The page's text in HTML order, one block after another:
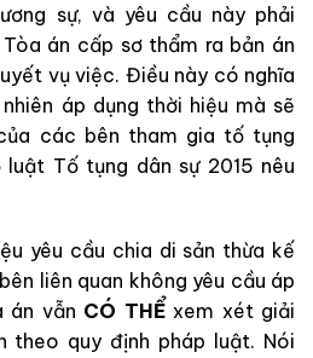
sự, và yêu cầu này phải
án cấp sơ thẩm ra bản án
vụ việc. Điều này có nghĩa
áp dụng thời hiệu mà sẽ
các bên tham gia tố tụng
Tố tụng dân sự 2015 nêu
yêu cầu chia di sản thừa kế
liên quan không yêu cầu áp
án vẫn CÓ THỂxem xét giải
theo quy định pháp luật. Nói